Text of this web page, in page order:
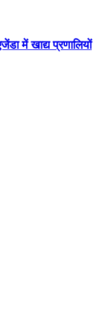
में खाद्य प्रणालियों